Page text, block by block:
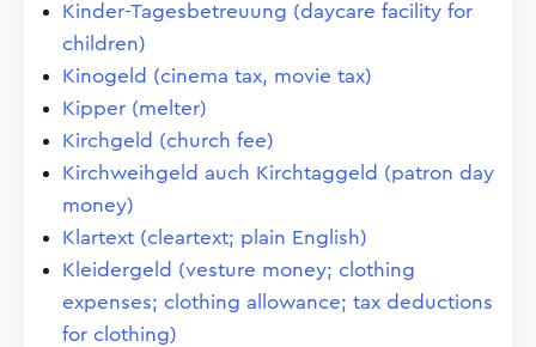
Kinder-Tagesbetreuung (daycare facility for
children)
Kinogeld (cinema tax, movie tax)
Kipper (melter)
Kirchgeld (church fee)
Kirchweihgeld auch Kirchtaggeld (patron day
money)
Klartext (cleartext; plain English)
Kleidergeld (vesture money; clothing
expenses; clothing allowance; tax deductions
for clothing)